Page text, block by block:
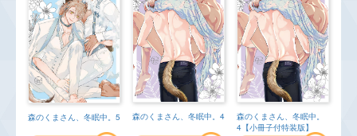
森のくまさん、冬眠中。5 森のくまさん、冬眠中。4
森のくまさん、冬眠中。
4【小冊子付特装版】